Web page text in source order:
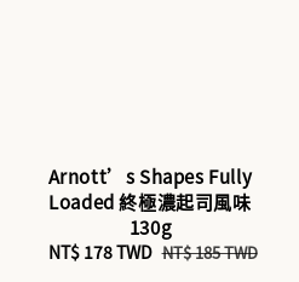
Arnott’s Shapes Fully
Loaded 終極濃起司風味
130g
Sale
NT$ 178 TWD Regular
NT$ 185 TWD